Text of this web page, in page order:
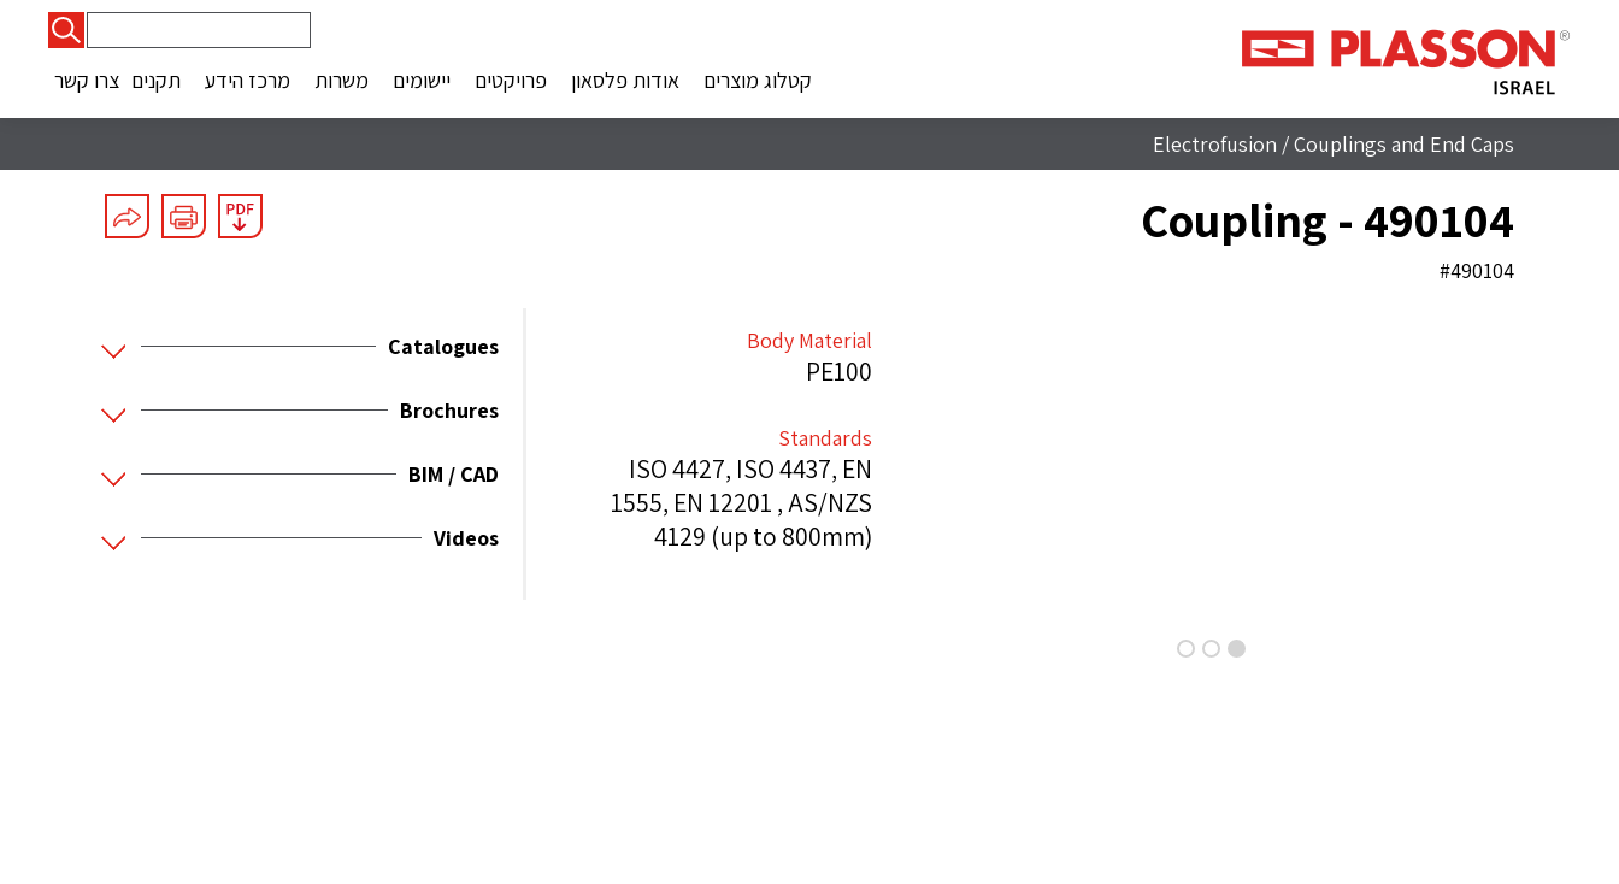
קטלוג מוצרים
אודות פלסאון פרויקטים יישומים משרות מרכז הידע תקנים צרו קשר
Electrofusion /Couplings and End Caps
Coupling - 490104
#490104
Body Material
PE100
Standards
ISO 4427, ISO 4437, EN
1555, EN 12201 , AS/NZS
4129 (up to 800mm)
Catalogues
Brochures
BIM / CAD
Videos